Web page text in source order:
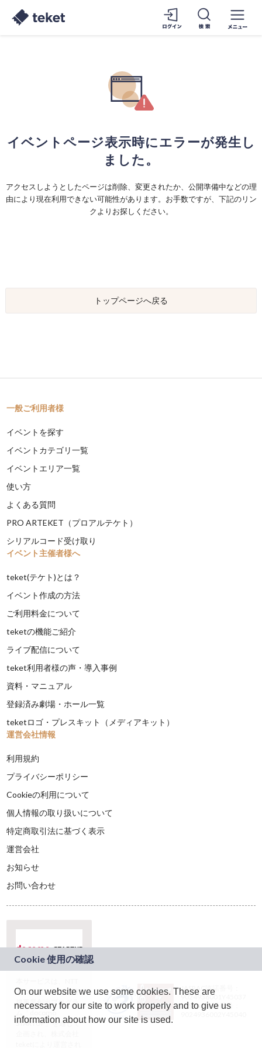
イベントページ表示時にエラーが発生し
ました。
アクセスしようとしたページは削除、変更されたか、公開準備中などの理
由により現在利用できない可能性があります。お手数ですが、下記のリン
クよりお探しください。
トップページへ戻る
一般ご利用者様
イベントを探す
イベントカテゴリ一覧
イベントエリア一覧
使い方
よくある質問
PRO ARTEKET（プロアルテケト）
シリアルコード受け取り
イベント主催者様へ
teket(テケト)とは？
イベント作成の方法
ご利用料金について
teketの機能ご紹介
ライブ配信について
teket利用者様の声・導入事例
資料・マニュアル
登録済み劇場・ホール一覧
teketロゴ・プレスキット（メディアキット）
運営会社情報
利用規約
プライバシーポリシー
Cookieの利用について
個人情報の取り扱いについて
特定商取引法に基づく表示
運営会社
お知らせ
お問い合わせ
ドコモグループの新
規事業創出プログラ
ム「docomo
STARTUP」を通じて
JASRAC許諾番号：
9024936001Y45037
JASRAC許諾番号：
On our website we use some cookies. These are
necessary for our site to work properly and to give us
information about how our site is used.